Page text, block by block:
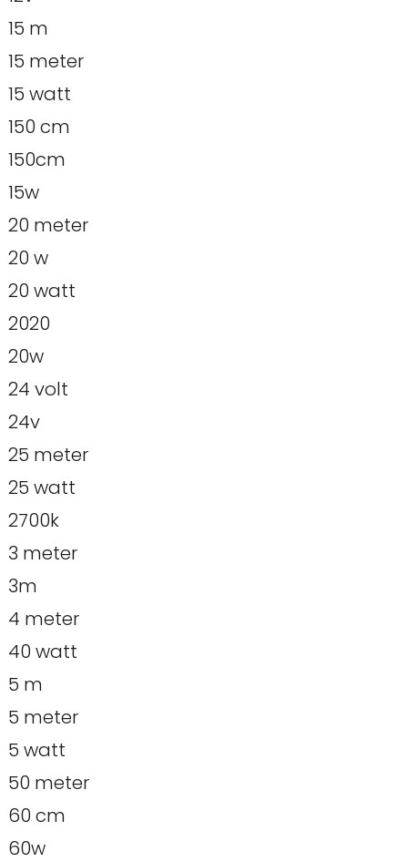
15 m
15 meter
15 watt
150 cm
150cm
15w
20 meter
20 w
20 watt
2020
20w
24 volt
24v
25 meter
25 watt
2700k
3 meter
3m
4 meter
40 watt
5 m
5 meter
5 watt
50 meter
60 cm
60w